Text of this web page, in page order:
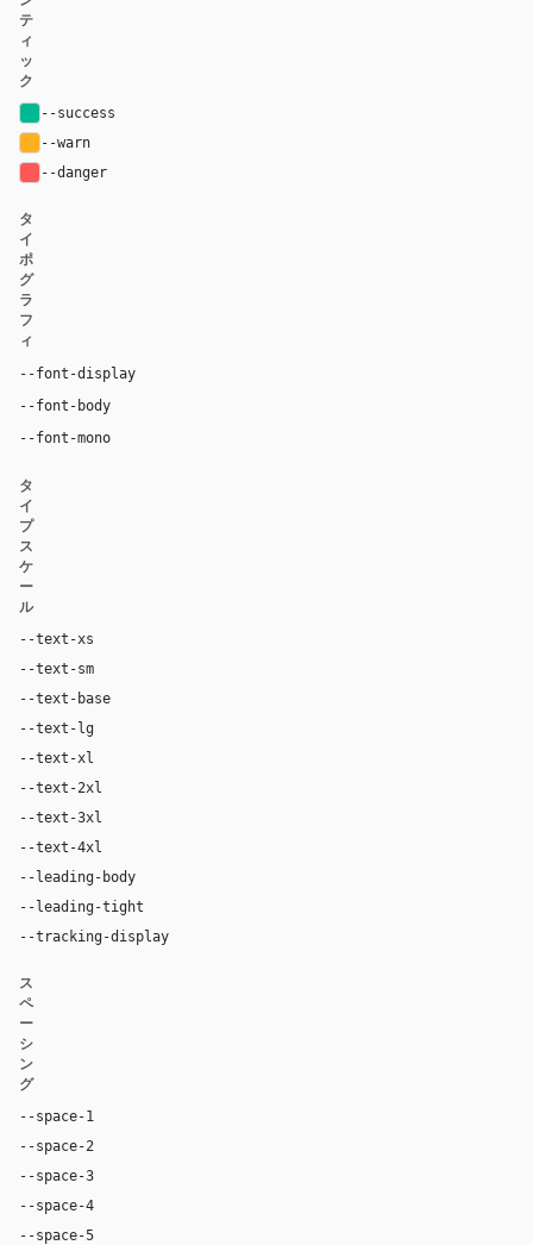
テ
ィ
ッ
ク
--success
--warn
--danger
タ
イ
ポ
グ
ラ
フ
ィ
--font-display
--font-body
--font-mono
タ
イ
プ
ス
ケ
ー
ル
--text-xs
--text-sm
--text-base
--text-lg
--text-xl
--text-2xl
--text-3xl
--text-4xl
--leading-body
--leading-tight
--tracking-display
ス
ペ
ー
シ
ン
グ
--space-1
--space-2
--space-3
--space-4
--space-5